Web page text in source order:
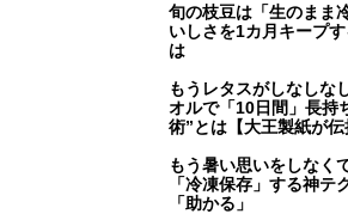
旬の枝豆は「生のま
いしさを1カ月キープ
は
もうレタスがしなし
オルで「10日間」長持
術”とは【大王製紙が伝
もう暑い思いをしな
「冷凍保存」する神テ
「助かる」